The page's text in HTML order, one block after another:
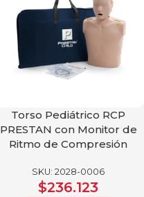
Torso Pediátrico RCP
PRESTAN con Monitor de
Ritmo de Compresión
SKU: 2028-0006
$236.123